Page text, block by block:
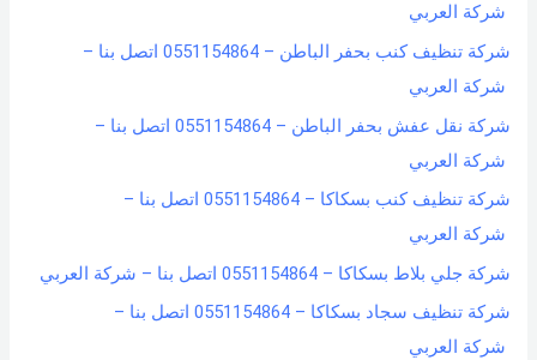
شركة العربي
شركة تنظيف كنب بحفر الباطن – 0551154864 اتصل بنا –
شركة العربي
شركة نقل عفش بحفر الباطن – 0551154864 اتصل بنا –
شركة العربي
شركة تنظيف كنب بسكاكا – 0551154864 اتصل بنا –
شركة العربي
شركة جلي بلاط بسكاكا – 0551154864 اتصل بنا – شركة العربي
شركة تنظيف سجاد بسكاكا – 0551154864 اتصل بنا –
شركة العربي